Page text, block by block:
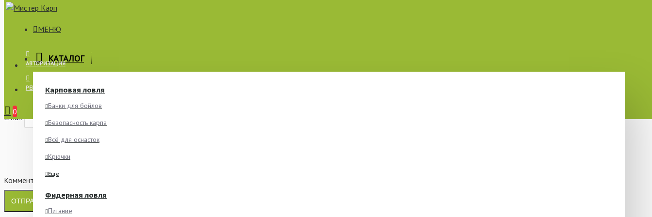
СООБЩИТЬ О НАЛИЧИИ
Имя
Email
Комментарий
ОТПРАВИТЬ
МЕНЮ
КАТАЛОГ
Карповая ловля
Банки для бойлов
Безопасность карпа
Всё для оснасток
Крючки
Еще
Фидерная ловля
Питание
АВТОРИЗАЦИЯ
РЕГИСТРАЦИЯ
0